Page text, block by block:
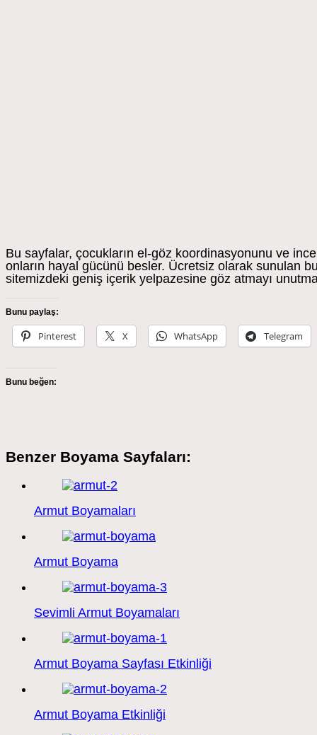
Bu sayfalar, çocukların el-göz koordinasyonunu ve
onların hayal gücünü besler. Ücretsiz olarak sunulan
sitemizdeki geniş içerik yelpazesine göz atmayı
Bunu paylaş:
Pinterest X WhatsApp Telegram
Bunu beğen:
Benzer Boyama Sayfaları:
Armut Boyamaları
Armut Boyama
Sevimli Armut Boyamaları
Armut Boyama Sayfası Etkinliği
Armut Boyama Etkinliği